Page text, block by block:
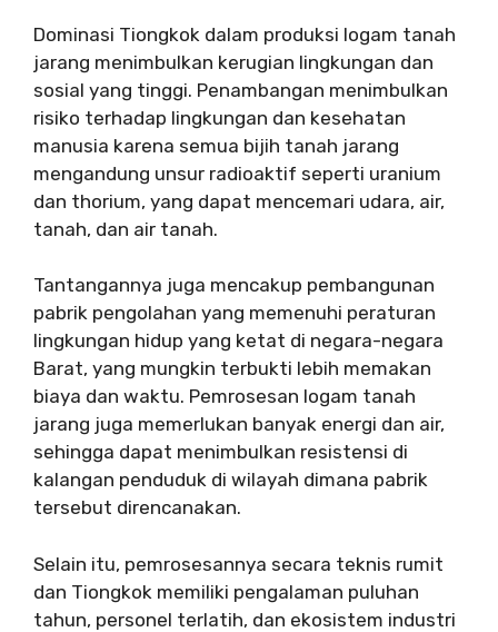
Dominasi Tiongkok dalam produksi logam tanah
jarang menimbulkan kerugian lingkungan dan
sosial yang tinggi. Penambangan menimbulkan
risiko terhadap lingkungan dan kesehatan
manusia karena semua bijih tanah jarang
mengandung unsur radioaktif seperti uranium
dan thorium, yang dapat mencemari udara, air,
tanah, dan air tanah.
Tantangannya juga mencakup pembangunan
pabrik pengolahan yang memenuhi peraturan
lingkungan hidup yang ketat di negara-negara
Barat, yang mungkin terbukti lebih memakan
biaya dan waktu. Pemrosesan logam tanah
jarang juga memerlukan banyak energi dan air,
sehingga dapat menimbulkan resistensi di
kalangan penduduk di wilayah dimana pabrik
tersebut direncanakan.
Selain itu, pemrosesannya secara teknis rumit
dan Tiongkok memiliki pengalaman puluhan
tahun, personel terlatih, dan ekosistem industri